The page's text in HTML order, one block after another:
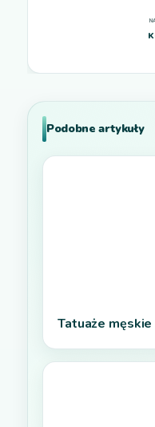
Podobne artykuły
Tatuaże